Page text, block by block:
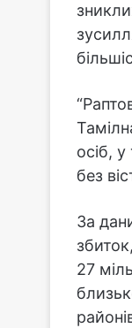
осіб,
без
За
27